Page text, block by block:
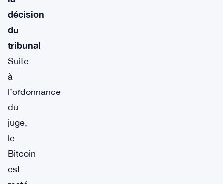
décision
du
tribunal
Suite
à
l’ordonnance
du
juge,
le
Bitcoin
est